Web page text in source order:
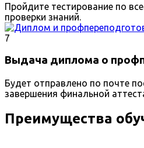
Пройдите тестирование по
проверки знаний.
7
Выдача диплома о
Будет отправлено по почте
завершения финальной
Преимущества